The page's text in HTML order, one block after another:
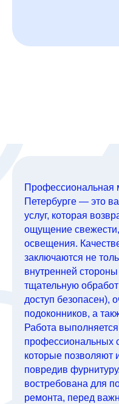
Профессиональная
Петербурге — это
услуг, которая
ощущение
освещения.
заключаются не
внутренней
тщательную
доступ безопасен),
подоконников, а
Работа
профессиональных
которые позволяют
повредив
востребована для
ремонта, перед